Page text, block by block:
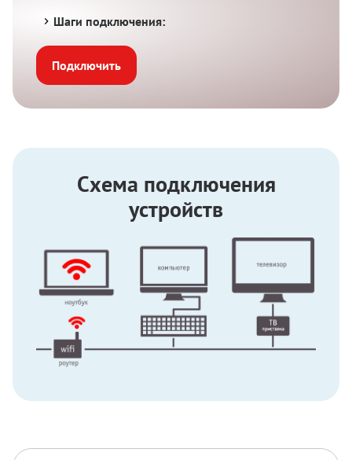
Шаги подключения:
Подключить
Схема подключения
устройств